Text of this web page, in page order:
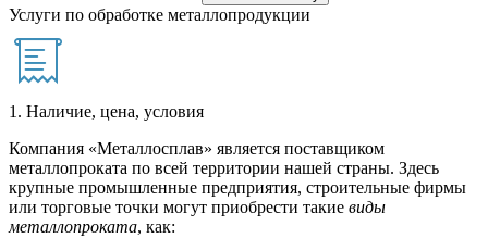
Услуги по обработке металлопродукции
1. Наличие, цена, условия
Компания «Металлосплав» является поставщиком
металлопроката по всей территории нашей страны. Здесь
крупные промышленные предприятия, строительные фирмы
или торговые точки могут приобрести такие виды
металлопроката, как: